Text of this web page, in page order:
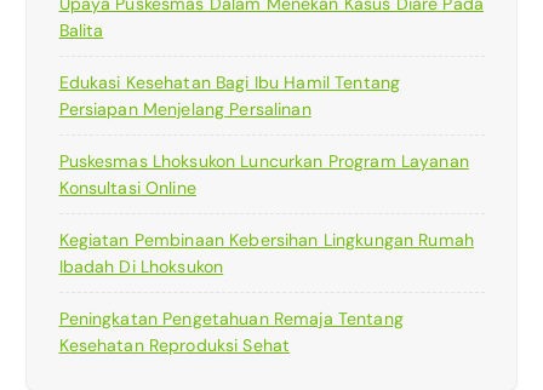
Balita
Edukasi Kesehatan Bagi Ibu Hamil Tentang
Persiapan Menjelang Persalinan
Puskesmas Lhoksukon Luncurkan Program Layanan
Konsultasi Online
Kegiatan Pembinaan Kebersihan Lingkungan Rumah
Ibadah Di Lhoksukon
Peningkatan Pengetahuan Remaja Tentang
Kesehatan Reproduksi Sehat